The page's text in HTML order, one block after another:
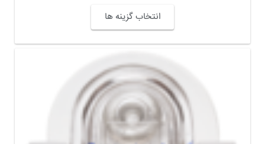
انتخاب گزینه ها